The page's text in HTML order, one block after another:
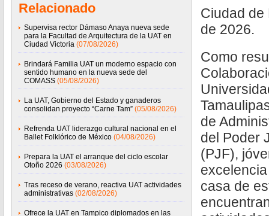
Relacionado
Supervisa rector Dámaso Anaya nueva sede
para la Facultad de Arquitectura de la UAT en
Ciudad Victoria (07/08/2026)
Brindará Familia UAT un moderno espacio con
sentido humano en la nueva sede del
COMASS (05/08/2026)
La UAT, Gobierno del Estado y ganaderos
consolidan proyecto “Carne Tam” (05/08/2026)
Refrenda UAT liderazgo cultural nacional en el
Ballet Folklórico de México (04/08/2026)
Prepara la UAT el arranque del ciclo escolar
Otoño 2026 (03/08/2026)
Tras receso de verano, reactiva UAT actividades
administrativas (02/08/2026)
Ofrece la UAT en Tampico diplomados en las
Ciudad de
de 2026.
Como
de
del Poder
(PJF),
casa de